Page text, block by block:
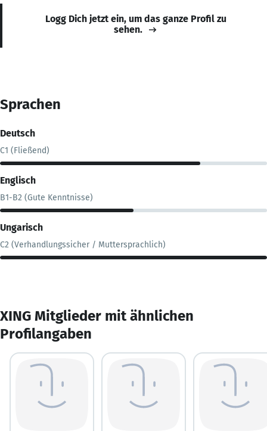
Logg Dich jetzt ein, um das ganze Profil zu
sehen.
Sprachen
Deutsch
C1 (Fließend)
Englisch
B1-B2 (Gute Kenntnisse)
Ungarisch
C2 (Verhandlungssicher / Muttersprachlich)
XING Mitglieder mit ähnlichen
Profilangaben